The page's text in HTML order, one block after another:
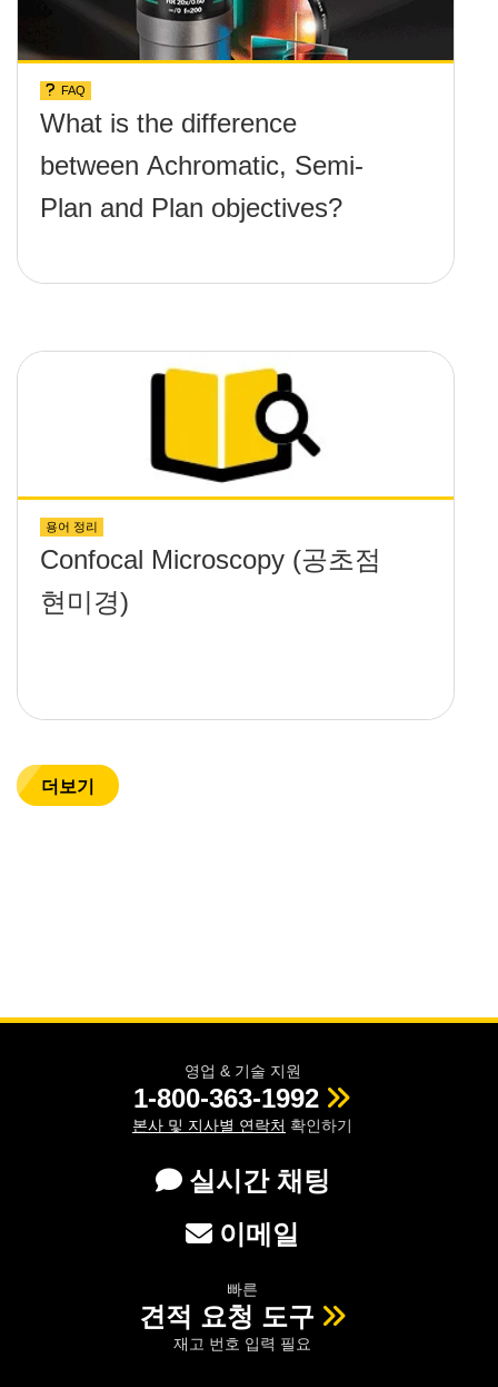
FAQ
What is the difference
between Achromatic, Semi-
Plan and Plan objectives?
용어 정리
Confocal Microscopy (공초점
현미경)
더보기
영업 & 기술 지원
1-800-363-1992
본사 및 지사별 연락처 확인하기
실시간 채팅
이메일
빠른
견적 요청 도구
재고 번호 입력 필요